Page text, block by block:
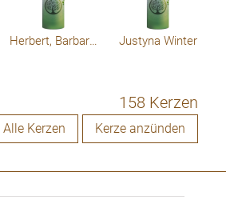
Herbert, Barbara,Flo,Pauli Klaus Justyna Winter
158 Kerzen
Alle Kerzen Kerze anzünden